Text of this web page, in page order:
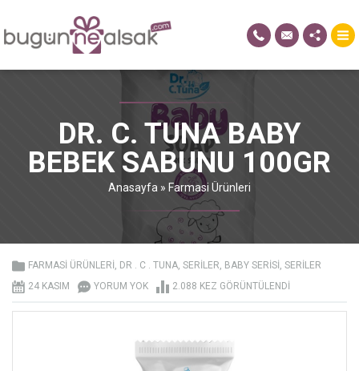
DR. C. TUNA BABY
BEBEK SABUNU 100GR
Anasayfa » Farmasi Ürünleri
FARMASI ÜRÜNLERI, DR . C . TUNA, SERILER, BABY SERISI, SERILER
24 KASIM
YORUM YOK 2.088 KEZ GÖRÜNTÜLENDI